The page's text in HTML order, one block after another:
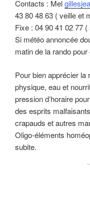
Contacts : Mel
43 80 48 63 ( veille et
Fixe : 04 90 41 02 77
Si météo annoncée
matin de la rando
Pour bien apprécier la
physique, eau et
pression d’horaire
des esprits
crapauds et autres
Oligo-éléments
subite.